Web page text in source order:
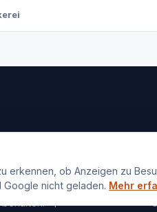
erkennen, ob Anzeigen zu
Google nicht geladen. Mehr